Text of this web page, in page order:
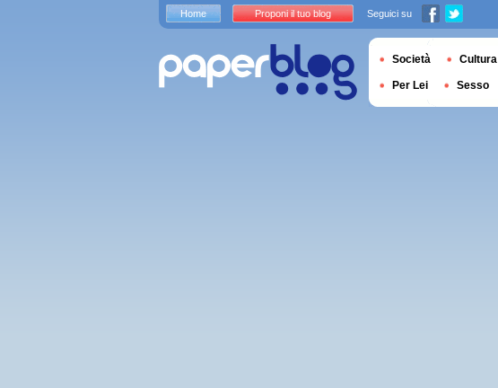
Home Proponi il tuo blog Seguici su
Società Cultura
Per Lei Sesso